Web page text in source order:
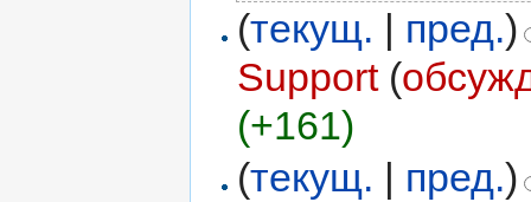
(текущ. | пред.)
Support (
(+161)
(текущ. | пред.)